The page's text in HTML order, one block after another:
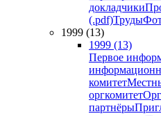
докладчики
(.pdf)Труды
1999 (13)
1999 (13)
Первое
комитет
оргкомитет
партнёры